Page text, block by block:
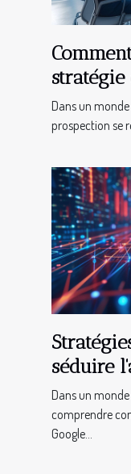
digitale
ventes
Dans un
prospection se
séduire
Google
Dans un
comprendre
Google...